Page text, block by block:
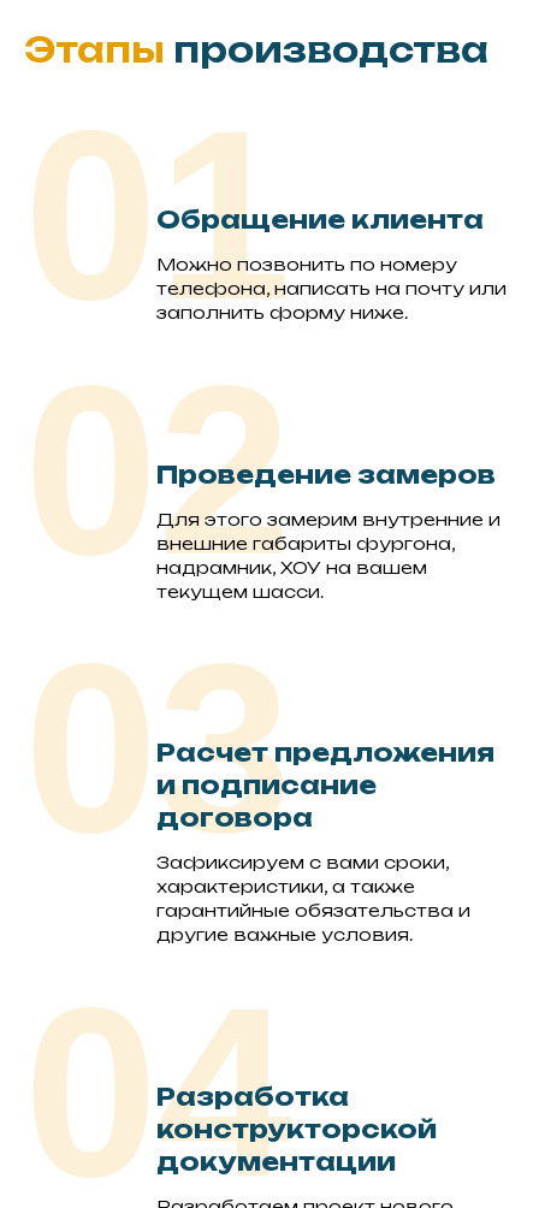
Этапы производства
Обращение клиента
Можно позвонить по номеру
телефона, написать на почту или
заполнить форму ниже.
01
Проведение замеров
Для этого замерим внутренние и
внешние габариты фургона,
надрамник, ХОУ на вашем
текущем шасси.
02
Расчет предложения
и подписание
договора
Зафиксируем с вами сроки,
характеристики, а также
гарантийные обязательства и
другие важные условия.
03
Разработка
конструкторской
документации
04